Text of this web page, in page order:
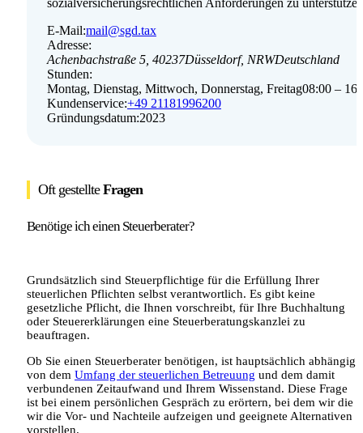
sozialversicherungsrechtlichen Anforderungen zu
E-Mail:mail@sgd.tax
Adresse:
Achenbachstraße 5 40237Düsseldorf, NRWDeutschland
Stunden:
Montag, Dienstag, Mittwoch, Donnerstag, Freitag08:00 –
Kundenservice:+49 21181996200
Gründungsdatum:2023
Oft gestellteFragen
Benötige ich einen Steuerberater?
Grundsätzlich sind Steuerpflichtige für die Erfüllung Ihrer
steuerlichen Pflichten selbst verantwortlich. Es gibt keine
gesetzliche Pflicht, die Ihnen vorschreibt, für Ihre Buchhaltung
oder Steuererklärungen eine Steuerberatungskanzlei zu
beauftragen.
Ob Sie einen Steuerberater benötigen, ist hauptsächlich abhängig
von dem Umfang der steuerlichen Betreuung und dem damit
verbundenen Zeitaufwand und Ihrem Wissenstand. Diese Frage
ist bei einem persönlichen Gespräch zu erörtern, bei dem wir die
wir die Vor- und Nachteile aufzeigen und geeignete Alternativen
vorstellen.